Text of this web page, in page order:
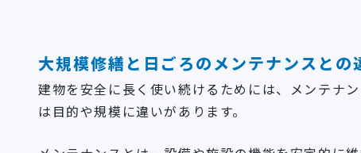
大規模修繕と日ごろのメンテナンスとの
建物を安全に長く使い続けるためには、メンテナ
は目的や規模に違いがあります。